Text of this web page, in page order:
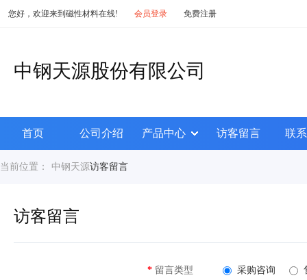
您好，欢迎来到磁性材料在线! 会员登录 免费注册
中钢天源股份有限公司
首页 公司介绍 产品中心 访客留言 联
当前位置： 中钢天源访客留言
访客留言
* 留言类型 采购咨询